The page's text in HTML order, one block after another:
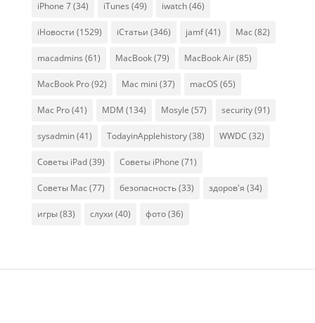
iPhone 7(34) iTunes (49) iwatch(46)
iНовости (1529) iСтатьи (346) jamf(41) Mac (82)
macadmins (61) MacBook(79) MacBook Air(85)
MacBook Pro(92) Mac mini (37) macOS (65)
Mac Pro(41) MDM (134) Mosyle (57) security(91)
sysadmin(41) TodayinApplehistory(38) WWDC (32)
Советы iPad(39) Советы iPhone (71)
Советы Mac (77) безопасность(33) здоров'я (34)
игры(83) слухи (40) фото(36)